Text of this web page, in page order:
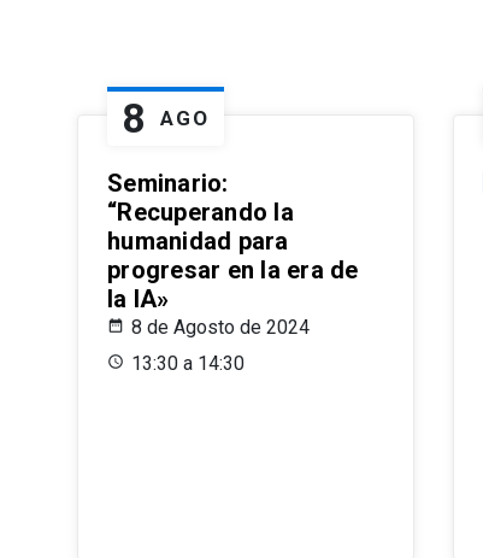
8 AGO
Seminario:
“Recuperando la
humanidad para
progresar en la era de
la IA»
8 de Agosto de 2024
13:30 a 14:30